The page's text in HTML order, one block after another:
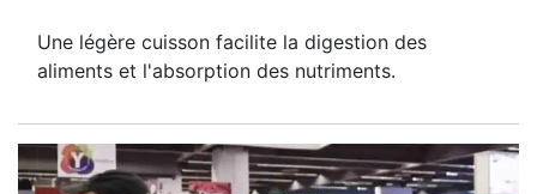
Une légère cuisson facilite la digestion des
aliments et l'absorption des nutriments.